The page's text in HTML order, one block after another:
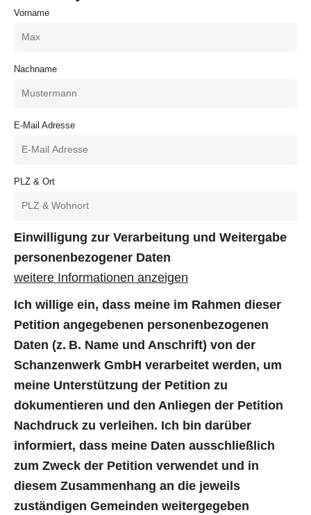
Vorname
Nachname
E-Mail Adresse
PLZ & Ort
Einwilligung zur Verarbeitung und Weitergabe
personenbezogener Daten
weitere Informationen anzeigen
Ich willige ein, dass meine im Rahmen dieser
Petition angegebenen personenbezogenen
Daten (z. B. Name und Anschrift) von der
Schanzenwerk GmbH verarbeitet werden, um
meine Unterstützung der Petition zu
dokumentieren und den Anliegen der Petition
Nachdruck zu verleihen. Ich bin darüber
informiert, dass meine Daten ausschließlich
zum Zweck der Petition verwendet und in
diesem Zusammenhang an die jeweils
zuständigen Gemeinden weitergegeben